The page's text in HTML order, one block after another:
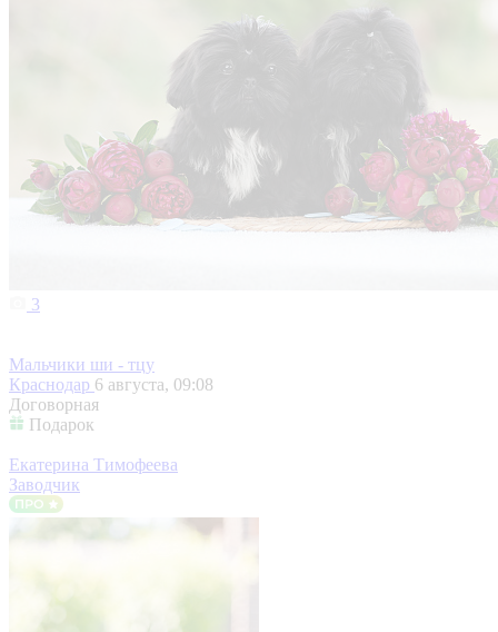
3
Мальчики ши - тцу
Краснодар 6 августа, 09:08
Договорная
Подарок
Екатерина Тимофеева
Заводчик